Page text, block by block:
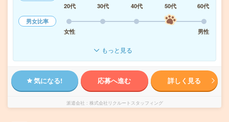
20代
30代 40代 50代
60代
男女比率
女性
男性
もっと見る
気になる! 応募へ進む 詳しく見る
派遣会社 株式会社リクルートスタッフィング